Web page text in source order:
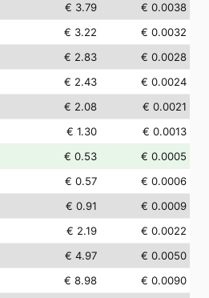
€ 3.79
€ 0.0038
€ 3.22
€ 0.0032
€ 2.83
€ 0.0028
€ 2.43
€ 0.0024
€ 2.08
€ 0.0021
€ 1.30
€ 0.0013
€ 0.53
€ 0.0005
€ 0.57
€ 0.0006
€ 0.91
€ 0.0009
€ 2.19
€ 0.0022
€ 4.97
€ 0.0050
€ 8.98
€ 0.0090